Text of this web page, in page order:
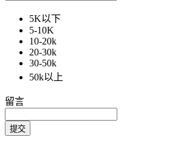
5K以下
5-10K
10-20k
20-30k
30-50k
50k以上
留言